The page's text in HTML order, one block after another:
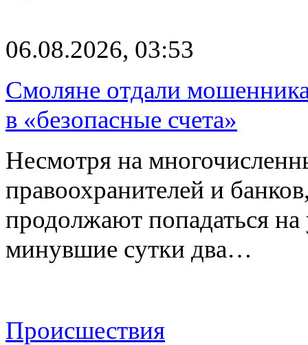
06.08.2026, 03:53
Смоляне отдали
в «безопасные счета»
Несмотря на
правоохранителей и
продолжают попадаться
минувшие сутки два…
Происшествия